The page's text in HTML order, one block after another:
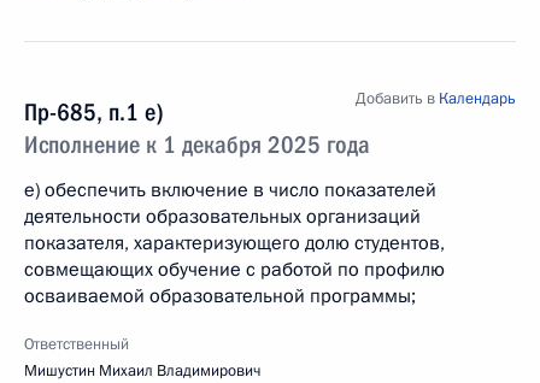
Пр-685, п.1 е)
Исполнение к 1 декабря 2025 года
Добавить в Календарь
е) обеспечить включение в число показателей
деятельности образовательных организаций
показателя, характеризующего долю студентов,
совмещающих обучение с работой по профилю
осваиваемой образовательной программы;
Ответственный
Мишустин Михаил Владимирович